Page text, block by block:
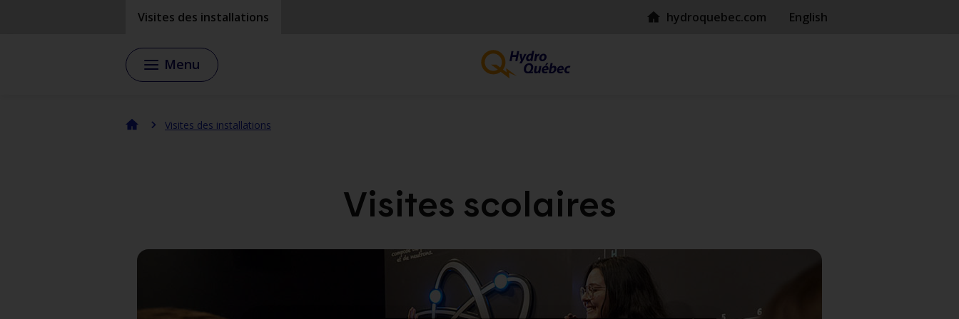
au
principal
au
de
pied
Visites des installations hydroquebec.com English
Menu
Visites des installations
Visites scolaires